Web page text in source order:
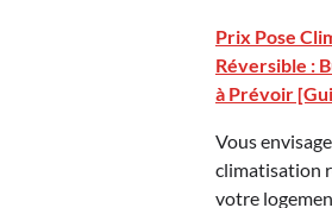
Prix Pose
Réversible :
à Prévoir
Vous
climatisation
votre